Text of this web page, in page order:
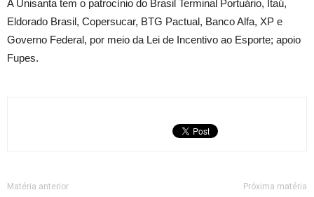
A Unisanta tem o patrocínio do Brasil Terminal Portuário, Itaú,
Eldorado Brasil, Copersucar, BTG Pactual, Banco Alfa, XP e
Governo Federal, por meio da Lei de Incentivo ao Esporte; apoio
Fupes.
Matéria anterior Próxima matéria